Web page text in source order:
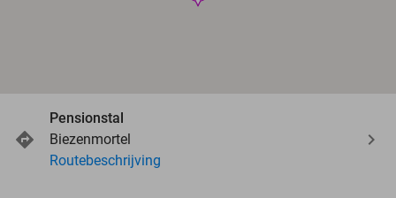
Pensionstal
Biezenmortel
Routebeschrijving